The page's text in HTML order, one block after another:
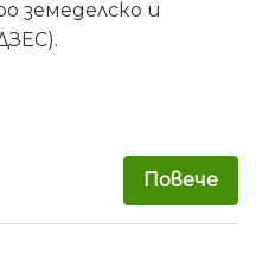
земеделско и
Повече